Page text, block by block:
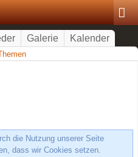
Galerie Kalender
die Nutzung unserer Seite
dass wir Cookies setzen.